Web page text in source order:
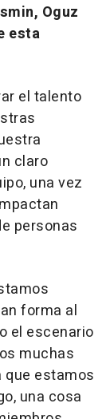
Oguz
esta
el talento
claro
una vez
personas
forma al
el escenario
muchas
estamos
una cosa